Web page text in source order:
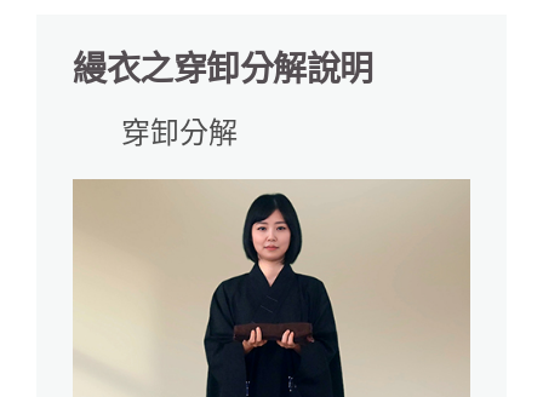
縵衣之穿卸分解說明
穿卸分解